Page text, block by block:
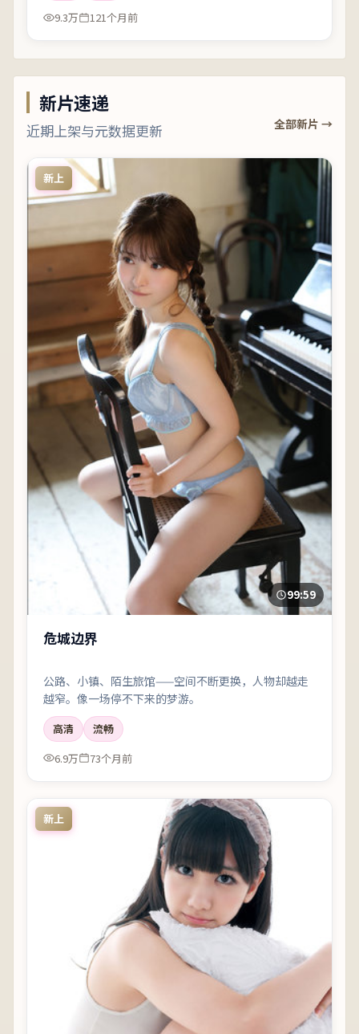
9.3万
121个月前
新片速递
近期上架与元数据更新 全部新片 →
新上
99:59
危城边界
公路、小镇、陌生旅馆——空间不断更换，人物却越走
越窄。像一场停不下来的梦游。
高清
流畅
6.9万
73个月前
新上